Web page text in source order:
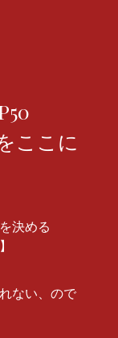
ここに
を決める
ない、ので